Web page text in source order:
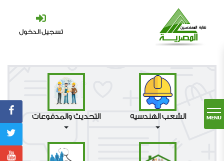
تسجيل الدخول
الشعب الهندسيه التحديث والمدفوعات